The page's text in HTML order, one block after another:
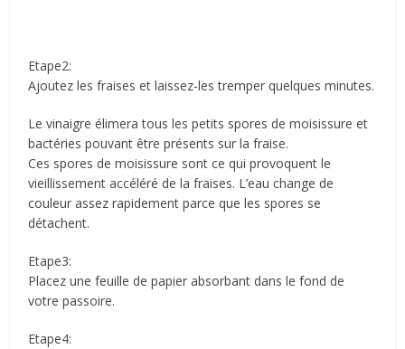
Etape2:
Ajoutez les fraises et laissez-les tremper quelques minutes.
Le vinaigre élimera tous les petits spores de moisissure et
bactéries pouvant être présents sur la fraise.
Ces spores de moisissure sont ce qui provoquent le
vieillissement accéléré de la fraises. L’eau change de
couleur assez rapidement parce que les spores se
détachent.
Etape3:
Placez une feuille de papier absorbant dans le fond de
votre passoire.
Etape4: